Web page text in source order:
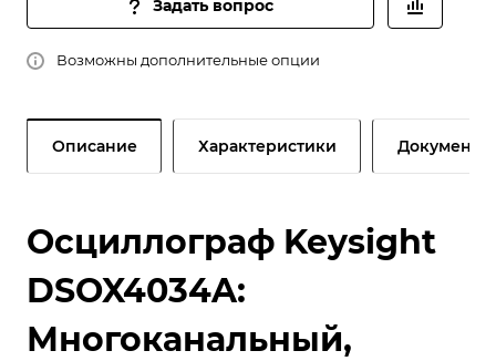
Задать вопрос
Возможны дополнительные опции
Описание Характеристики Документы
Осциллограф Keysight
DSOX4034A:
Многоканальный,